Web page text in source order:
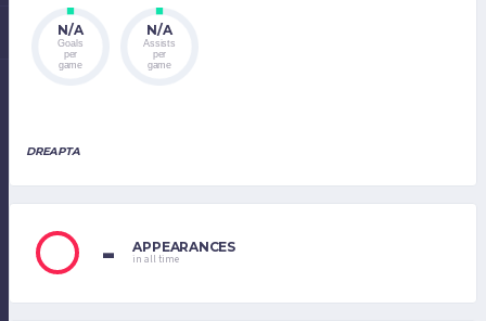
N/A
Goals
per
game
N/A
Assists
per
game
DREAPTA
- APPEARANCES
in all time